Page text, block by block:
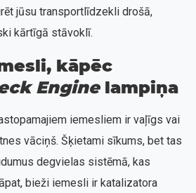
jūsu transportlīdzekli drošā,
kārtīgā stāvoklī.
kāpēc
Enginelampiņa
iemesliem ir vaļīgs vai
vāciņš. Šķietami sīkums, bet tas
degvielas sistēmā, kas
bieži iemesli ir katalizatora